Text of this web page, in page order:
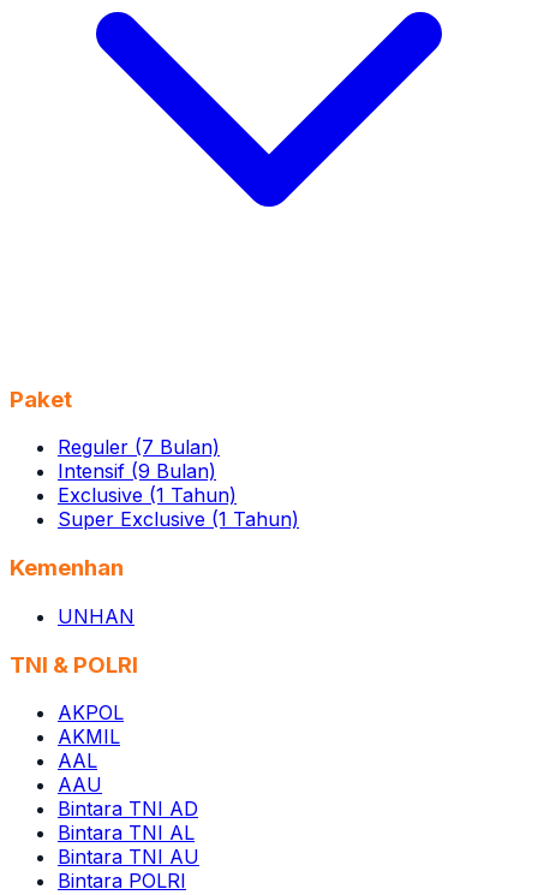
Paket
Reguler (7 Bulan)
Intensif (9 Bulan)
Exclusive (1 Tahun)
Super Exclusive (1 Tahun)
Kemenhan
UNHAN
TNI & POLRI
AKPOL
AKMIL
AAL
AAU
Bintara TNI AD
Bintara TNI AL
Bintara TNI AU
Bintara POLRI